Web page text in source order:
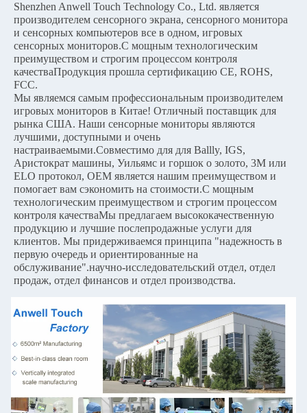
Shenzhen Anwell Touch Technology Co., Ltd. является
производителем сенсорного экрана, сенсорного монитора
и сенсорных компьютеров все в одном, игровых
сенсорных мониторов.С мощным технологическим
преимуществом и строгим процессом контроля
качестваПродукция прошла сертификацию CE, ROHS,
FCC.
Мы являемся самым профессиональным производителем
игровых мониторов в Китае! Отличный поставщик для
рынка США. Наши сенсорные мониторы являются
лучшими, доступными и очень
настраиваемыми.Совместимо для для Ballly, IGS,
Аристократ машины, Уильямс и горшок о золото, 3M или
ELO протокол, OEM является нашим преимуществом и
помогает вам сэкономить на стоимости.С мощным
технологическим преимуществом и строгим процессом
контроля качестваМы предлагаем высококачественную
продукцию и лучшие послепродажные услуги для
клиентов. Мы придерживаемся принципа "надежность в
первую очередь и ориентированные на
обслуживание".научно-исследовательский отдел, отдел
продаж, отдел финансов и отдел производства.